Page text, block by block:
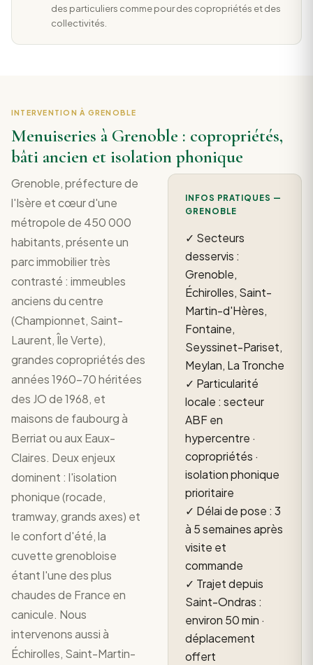
des particuliers comme pour des copropriétés et des
collectivités.
INTERVENTION À GRENOBLE
Menuiseries à Grenoble : copropriétés,
bâti ancien et isolation phonique
Grenoble, préfecture de
l'Isère et cœur d'une
métropole de 450 000
habitants, présente un
parc immobilier très
contrasté : immeubles
anciens du centre
(Championnet, Saint-
Laurent, Île Verte),
grandes copropriétés des
années 1960-70 héritées
des JO de 1968, et
maisons de faubourg à
Berriat ou aux Eaux-
Claires. Deux enjeux
dominent : l'isolation
phonique (rocade,
tramway, grands axes) et
le confort d'été, la
cuvette grenobloise
étant l'une des plus
chaudes de France en
canicule. Nous
intervenons aussi à
Échirolles, Saint-Martin-
INFOS PRATIQUES —
GRENOBLE
✓ Secteurs
desservis :
Grenoble,
Échirolles, Saint-
Martin-d'Hères,
Fontaine,
Seyssinet-Pariset,
Meylan, La Tronche
✓ Particularité
locale : secteur
ABF en
hypercentre ·
copropriétés ·
isolation phonique
prioritaire
✓ Délai de pose : 3
à 5 semaines après
visite et
commande
✓ Trajet depuis
Saint-Ondras :
environ 50 min ·
déplacement
offert